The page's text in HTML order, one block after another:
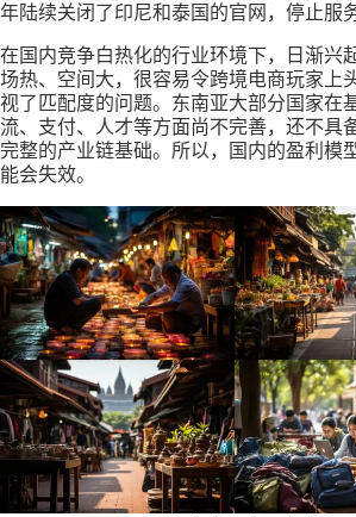
年陆续关闭了印尼和泰国的官网，停止服
在国内竞争白热化的行业环境下，日渐兴
场热、空间大，很容易令跨境电商玩家上
视了匹配度的问题。东南亚大部分国家在
流、支付、人才等方面尚不完善，还不具
完整的产业链基础。所以，国内的盈利模
能会失效。